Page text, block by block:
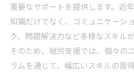
重要なサポートを提供します。近
知識だけでなく、コミュニケーシ
ク、問題解決力など多様なスキル
そのため、就労支援では、個々の
ラムを通じて、幅広いスキルの習